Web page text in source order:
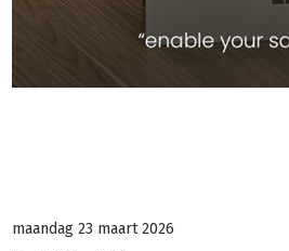
maandag 23 maart 2026